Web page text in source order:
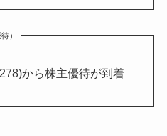
）
から株主優待が到着